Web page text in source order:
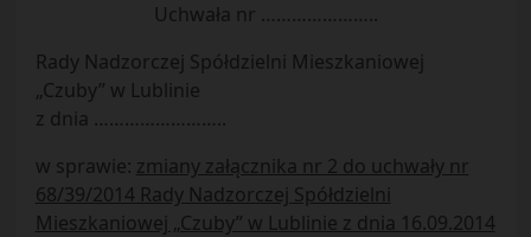
Uchwała nr …………………..
Rady Nadzorczej Spółdzielni Mieszkaniowej
„Czuby” w Lublinie
z dnia ……………………..
w sprawie: zmiany załącznika nr 2 do uchwały nr
68/39/2014 Rady Nadzorczej Spółdzielni
Mieszkaniowej „Czuby” w Lublinie z dnia 16.09.2014